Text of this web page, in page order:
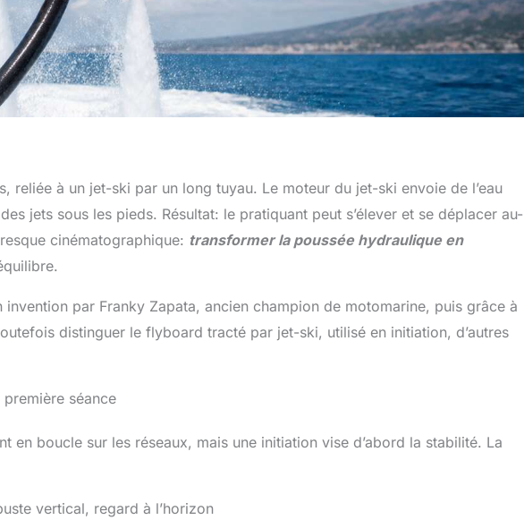
reliée à un jet-ski par un long tuyau. Le moteur du jet-ski envoie de l’eau
jets sous les pieds. Résultat: le pratiquant peut s’élever et se déplacer au-
cinématographique: transformer la poussée hydraulique en
invention par Franky Zapata, ancien champion de motomarine, puis grâce à
distinguer le flyboard tracté par jet-ski, utilisé en initiation, d’autres
première séance
en boucle sur les réseaux, mais une initiation vise d’abord la stabilité. La
vertical, regard à l’horizon